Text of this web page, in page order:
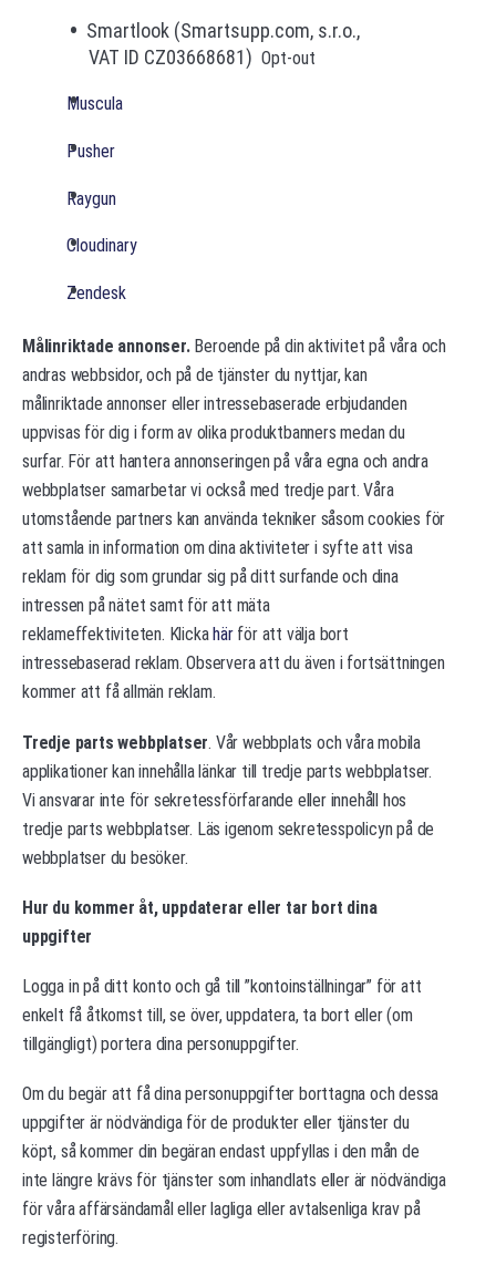
Smartlook (Smartsupp.com, s.r.o.,
VAT ID CZ03668681) Opt-out
Muscula
Pusher
Raygun
Cloudinary
Zendesk
Målinriktade annonser. Beroende på din aktivitet på våra och
andras webbsidor, och på de tjänster du nyttjar, kan
målinriktade annonser eller intressebaserade erbjudanden
uppvisas för dig i form av olika produktbanners medan du
surfar. För att hantera annonseringen på våra egna och andra
webbplatser samarbetar vi också med tredje part. Våra
utomstående partners kan använda tekniker såsom cookies för
att samla in information om dina aktiviteter i syfte att visa
reklam för dig som grundar sig på ditt surfande och dina
intressen på nätet samt för att mäta
reklameffektiviteten. Klicka härför att välja bort
intressebaserad reklam. Observera att du även i fortsättningen
kommer att få allmän reklam.
Tredje parts webbplatser. Vår webbplats och våra mobila
applikationer kan innehålla länkar till tredje parts webbplatser.
Vi ansvarar inte för sekretessförfarande eller innehåll hos
tredje parts webbplatser. Läs igenom sekretesspolicyn på de
webbplatser du besöker.
Hur du kommer åt, uppdaterar eller tar bort dina
uppgifter
Logga in på ditt konto och gå till ”kontoinställningar” för att
enkelt få åtkomst till, se över, uppdatera, ta bort eller (om
tillgängligt) portera dina personuppgifter.
Om du begär att få dina personuppgifter borttagna och dessa
uppgifter är nödvändiga för de produkter eller tjänster du
köpt, så kommer din begäran endast uppfyllas i den mån de
inte längre krävs för tjänster som inhandlats eller är nödvändiga
för våra affärsändamål eller lagliga eller avtalsenliga krav på
registerföring.